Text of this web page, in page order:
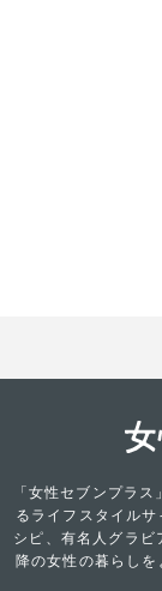
「女性セブンプラ
るライフスタイル
シピ、有名人グラ
降の女性の暮らし